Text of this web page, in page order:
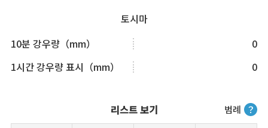
토시마
10분 강우량（mm）
0
1시간 강우량 표시（mm）
0
범례 ？
리스트 보기